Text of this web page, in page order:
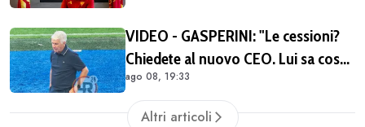
VIDEO - GASPERINI: "Le cessioni?
Chiedete al nuovo CEO. Lui sa cosa
può fare la Roma"
ago 08, 19:33
Altri articoli